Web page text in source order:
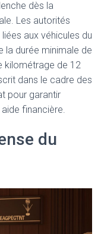
dès la
Les autorités
aux véhicules du
la durée minimale de
kilométrage de 12
dans le cadre des
pour garantir
financière.
du